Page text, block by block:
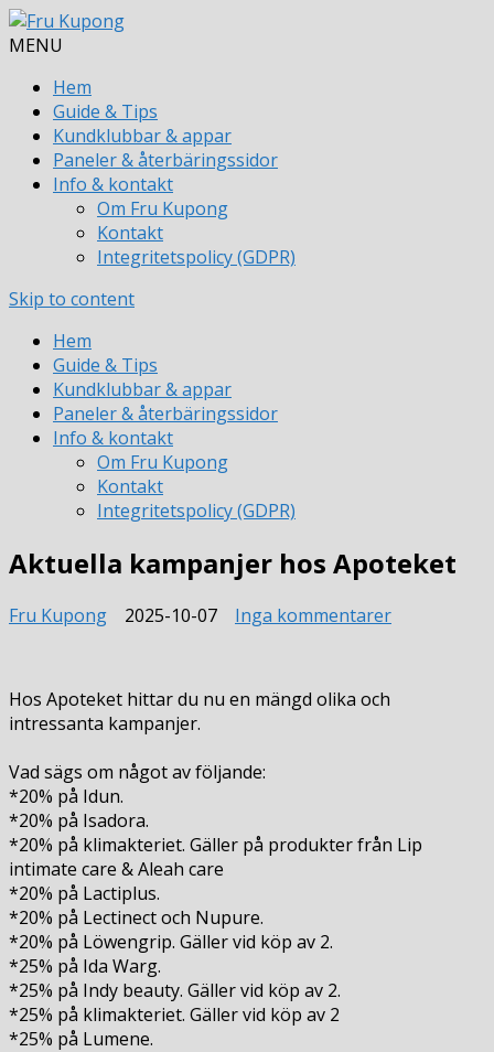
MENU
Hem
Guide & Tips
Kundklubbar & appar
Paneler & återbäringssidor
Info & kontakt
Om Fru Kupong
Kontakt
Integritetspolicy (GDPR)
Skip to content
Hem
Guide & Tips
Kundklubbar & appar
Paneler & återbäringssidor
Info & kontakt
Om Fru Kupong
Kontakt
Integritetspolicy (GDPR)
Aktuella kampanjer hos Apoteket
Fru Kupong 2025-10-07 Inga kommentarertill
Hos Apoteket hittar du nu en mängd olika och
intressanta kampanjer.
Vad sägs om något av följande:
*20% på Idun.
*20% på Isadora.
*20% på klimakteriet. Gäller på produkter från Lip
intimate care & Aleah care
*20% på Lactiplus.
*20% på Lectinect och Nupure.
*20% på Löwengrip. Gäller vid köp av 2.
*25% på Ida Warg.
*25% på Indy beauty. Gäller vid köp av 2.
*25% på klimakteriet. Gäller vid köp av 2
*25% på Lumene.